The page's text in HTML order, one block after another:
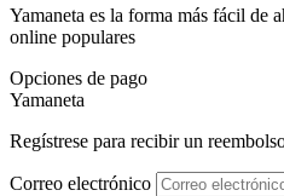
Yamaneta es la forma más fácil de
online populares
Opciones de pago
Yamaneta
Regístrese para recibir un
Correo electrónico